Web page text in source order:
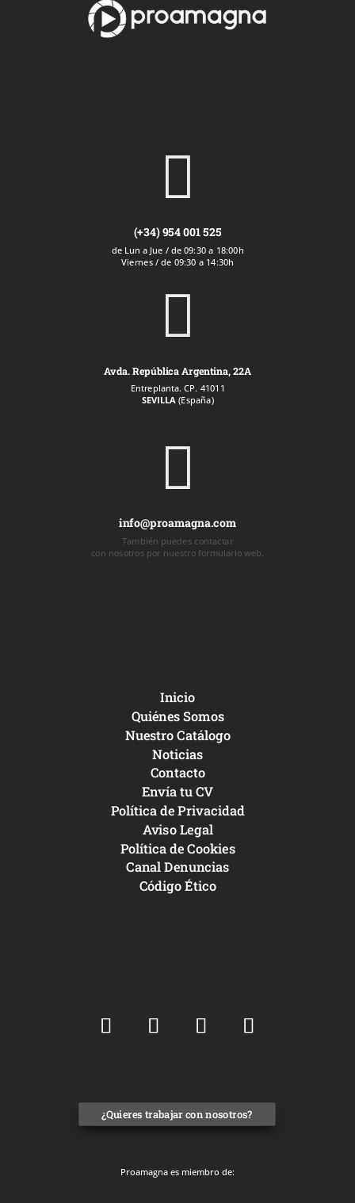

(+34) 954 001 525
de Lun a Jue / de 09:30 a 18:00h
Viernes / de 09:30 a 14:30h

Avda. República Argentina, 22A
Entreplanta. CP. 41011
SEVILLA (España)

info@proamagna.com
También puedes contactar
con nosotros por nuestro formulario web.
Inicio
Quiénes Somos
Nuestro Catálogo
Noticias
Contacto
Envía tu CV
Política de Privacidad
Aviso Legal
Política de Cookies
Canal Denuncias
Código Ético
¿Quieres trabajar con nosotros?
Proamagna es miembro de: